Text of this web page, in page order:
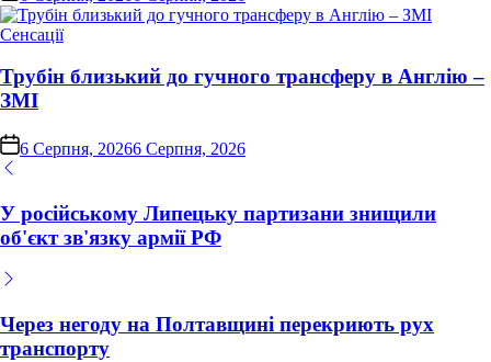
Опублікувати
Сенсації
Трубін близький до гучного трансферу в Англію –
ЗМІ
on6 Серпня, 20266 Серпня, 2026
У російському Липецьку партизани знищили
об'єкт зв'язку армії РФ
Через негоду на Полтавщині перекриють рух
транспорту